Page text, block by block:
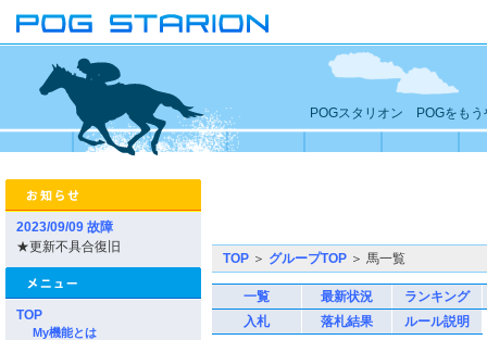
POGスタリオン POGをもう
2023/09/09 故障
★更新不具合復旧
TOP
My機能とは
TOP ＞ グループTOP ＞ 馬一覧
一覧 最新状況
ランキング
入札
落札結果
ルール説明